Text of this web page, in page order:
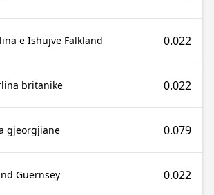
e Ishujve Falkland 0.022
britanike 0.022
gjeorgjiane 0.079
Guernsey 0.022